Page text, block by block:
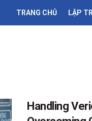
TRANG CHỦ LẬP
Handling